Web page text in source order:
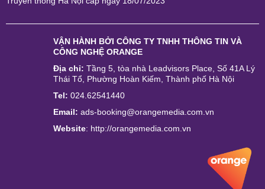
VẬN HÀNH BỞI CÔNG TY TNHH THÔNG TIN VÀ
CÔNG NGHỆ ORANGE
Địa chỉ: Tầng 5, tòa nhà Leadvisors Place, Số 41A Lý
Thái Tổ, Phường Hoàn Kiếm, Thành phố Hà Nội
Tel: 024.62541440
Email: ads-booking@orangemedia.com.vn
Website: http://orangemedia.com.vn